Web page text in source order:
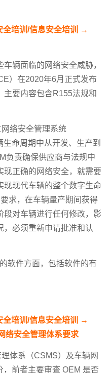
全培训 /信息安全培训
→
辆面临的网络安全威胁，
）在2020年6月正式发布
主要内容包含R155法规和
络安全管理系统
生命周期中从开发、生产到
负责确保供应商与法规中
现正确的网络安全，就需要
现现代车辆的整个数字生命
求，在车辆量产期间获得
段对车辆进行任何修改，影
，必须重新申请批准和认
软件方面，包括软件的有
全培训 /信息安全培训
→
络安全管理体系要求
体系（CSMS）及车辆网
前者主要审查 OEM 是否